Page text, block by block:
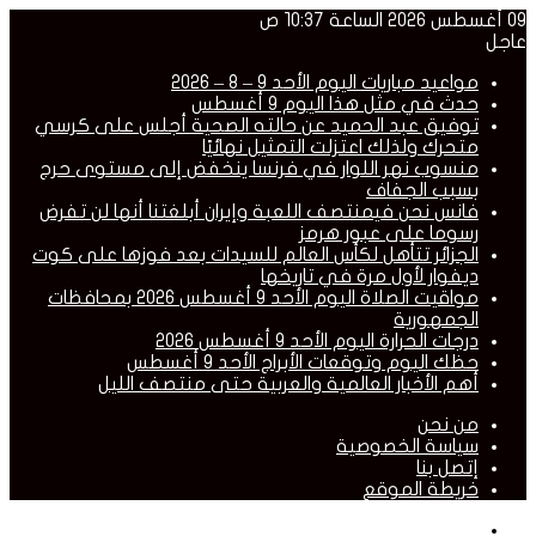
09 أغسطس 2026 الساعة 10:37 ص
عاجل
مواعيد مباريات اليوم الأحد 9 – 8 – 2026
حدث في مثل هذا اليوم 9 أغسطس
توفيق عبد الحميد عن حالته الصحية أجلس على كرسي
متحرك ولذلك اعتزلت التمثيل نهائيًا
منسوب نهر اللوار في فرنسا ينخفض إلى مستوى حرج
بسبب الجفاف
فانس نحن فيمنتصف اللعبة وإيران أبلغتنا أنها لن تفرض
رسوما على عبور هرمز
الجزائر تتأهل لكأس العالم للسيدات بعد فوزها على كوت
ديفوار لأول مرة في تاريخها
مواقيت الصلاة اليوم الأحد 9 أغسطس 2026 بمحافظات
الجمهورية
درجات الحرارة اليوم الأحد 9 أغسطس 2026
حظك اليوم وتوقعات الأبراج الأحد 9 أغسطس
أهم الأخبار العالمية والعربية حتى منتصف الليل
من نحن
سياسة الخصوصية
إتصل بنا
خريطة الموقع